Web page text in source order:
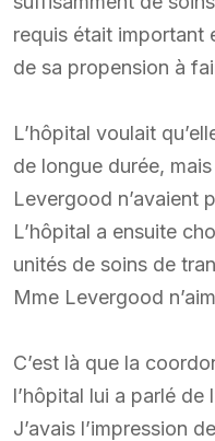
requis était important
de sa propension à
L’hôpital voulait
de longue durée,
Levergood n’avaient
L’hôpital a ensuite
unités de soins de
Mme Levergood
C’est là que la
l’hôpital lui a parlé de
J’avais l’impression